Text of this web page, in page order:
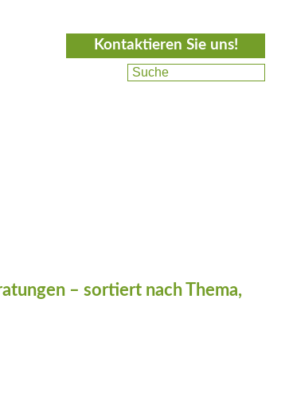
Kontaktieren Sie uns!
– sortiert nach Thema,